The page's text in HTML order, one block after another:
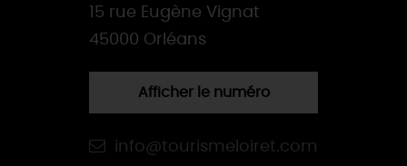
15 rue Eugène Vignat
45000 Orléans
Afficher le numéro
info@tourismeloiret.com